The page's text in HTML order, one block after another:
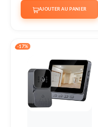
AJOUTER AU PANIER
-17%